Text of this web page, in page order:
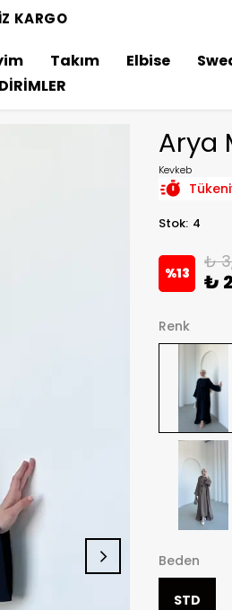
KARGO
Takım Elbise
Arya
Kevkeb
Stok: 4
%13
₺
₺
Renk
Beden
STD